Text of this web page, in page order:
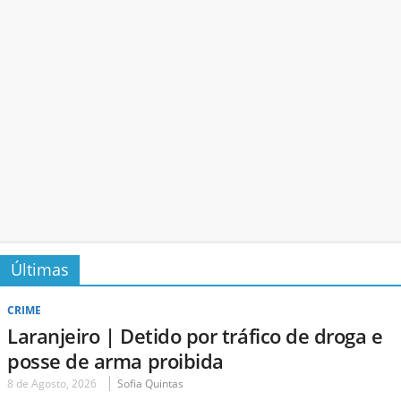
Últimas
CRIME
Laranjeiro | Detido por tráfico de droga e
posse de arma proibida
8 de Agosto, 2026 Sofia Quintas